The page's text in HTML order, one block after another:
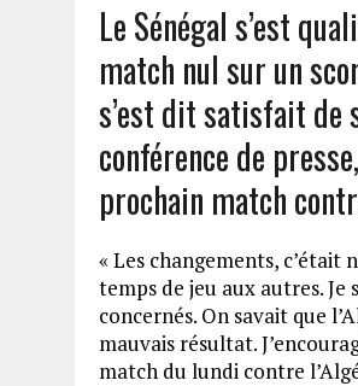
Le Sénégal s’est
match nul sur un
s’est dit satisfait de
conférence de
prochain match
« Les changements,
temps de jeu aux autres.
concernés. On savait que
mauvais résultat.
match du lundi contre